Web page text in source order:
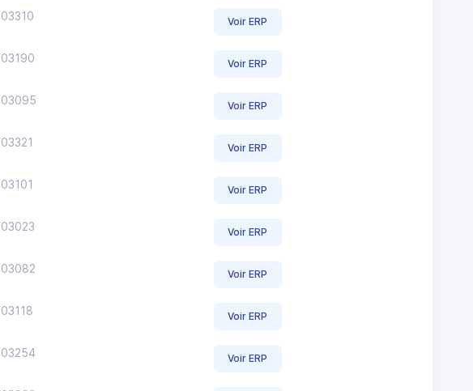
03310 Voir ERP
03190 Voir ERP
03095 Voir ERP
03321 Voir ERP
03101 Voir ERP
03023 Voir ERP
03082 Voir ERP
03118 Voir ERP
03254 Voir ERP